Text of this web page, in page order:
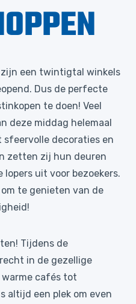
zijn een twintigtal winkels
Dus de perfecte
te doen! Veel
deze middag helemaal
sfeervolle decoraties en
zetten zij hun deuren
uit voor bezoekers.
te genieten van de
Tijdens de
in de gezellige
warme cafés tot
altijd een plek om even